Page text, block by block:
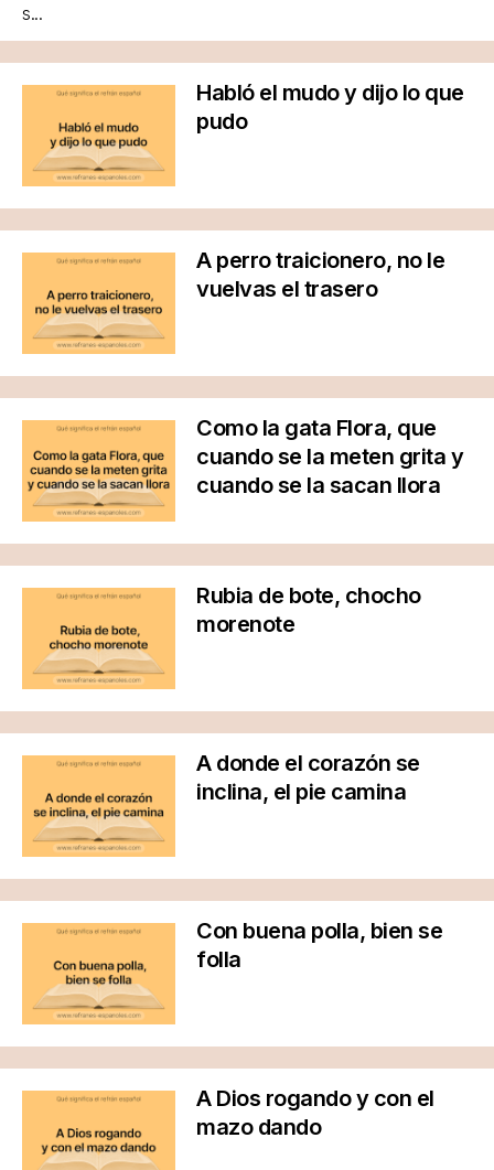
s...
Habló el mudo y dijo lo que
pudo
A perro traicionero, no le
vuelvas el trasero
Como la gata Flora, que
cuando se la meten grita y
cuando se la sacan llora
Rubia de bote, chocho
morenote
A donde el corazón se
inclina, el pie camina
Con buena polla, bien se
folla
A Dios rogando y con el
mazo dando